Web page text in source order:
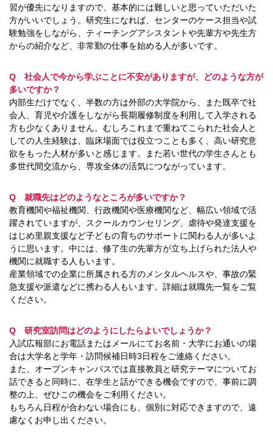
習が優先になりますので、基本的には難しいと思っていただいた
方がいいでしょう。研究生になれば、センターのケース担当や試
験勉強をしながら、ティーチングアシスタントや先輩方や先生方
からの紹介など、非常勤の仕事を始める人が多いです。
Q 社会人で今から学ぶことに不安がありますが、どのような方が
多いですか？
内部生だけでなく、半数の方は外部の大学院から、また既卒で社
会人、育児や介護をしながら長期履修制度を利用して入学される
方も少なくありません。むしろこれまで重ねてこられた社会人と
しての人生経験は、臨床場面では役立つことも多く、高い研究意
欲をもった人材が多いと感じます。また若い世代の学生さんとも
多世代間交流から、専攻全体の活気につながっています。
Q 就職先はどのようなところが多いですか？
教育機関や福祉機関、行政機関や医療機関など、幅広い領域で活
躍されていますが、スクールカウンセリング、虐待や発達支援を
はじめ里親支援など子どもの育ちのサポートに関わる人が多いよ
うに思います。中には、修了生の先輩方が立ち上げられた法人や
機関に就職する人もいます。
産業領域での企業に所属される方のメンタルヘルスや、事故の緊
急支援や派遣などに携わる人もいます。詳細は就職先一覧をご覧
ください。
Q 研究室訪問はどのようにしたらよいでしょうか？
入試広報部にお電話またはメールにてお名前・大学にお通いの場
合は大学名と学年・訪問候補日時3日程をご連絡ください。
また、オープンキャンパスでは直接教員と研究テーマについてお
話できると同時に、在学生と話ができる機会ですので、事前に調
整の上、ぜひこの機会をご利用ください。
もちろん日程が合わない場合にも、個別に対応できますので、遠
慮なくお申し出ください。